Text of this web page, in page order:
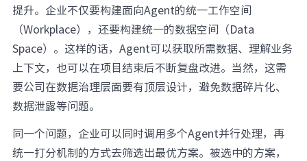
提升。企业不仅要构建面向Agent的统一工作空间
（Workplace），还要构建统一的数据空间（Data
Space）。这样的话，Agent可以获取所需数据、理解业务
上下文，也可以在项目结束后不断复盘改进。当然，这需
要公司在数据治理层面要有顶层设计，避免数据碎片化、
数据泄露等问题。
同一个问题，企业可以同时调用多个Agent并行处理，再
统一打分机制的方式去筛选出最优方案。被选中的方案，